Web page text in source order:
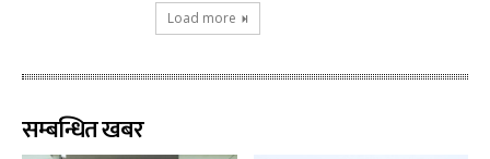
Load more
सम्बन्धित खबर